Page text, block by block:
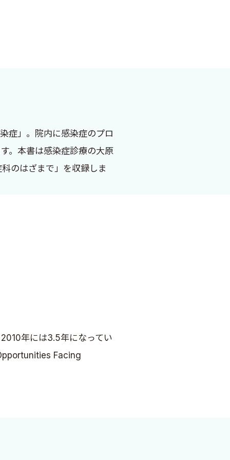
症」。院内に感染症のプロ
。本書は感染症診療の大原
のはざまで」を収録しま
年には3.5年になってい
Facing
ィストフェレスに魂を売
に我々は生きているので